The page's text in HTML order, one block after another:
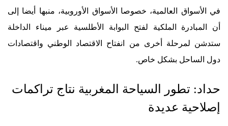
في الأسواق العالمية، خصوصا الأسواق الأوروبية، منبها أيضا إلى
أن المبادرة الملكية لفتح البوابة الأطلسية عبر ميناء الداخلة
ستدشن لمرحلة أخرى من انفتاح الاقتصاد الوطني واقتصادات
دول الساحل بشكل خاص.
حداد: تطور السياحة المغربية نتاج تراكمات
إصلاحية عديدة